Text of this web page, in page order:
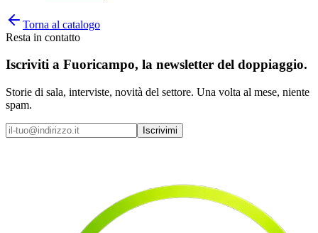
Torna al catalogo
Resta in contatto
Iscriviti a Fuoricampo, la newsletter del doppiaggio.
Storie di sala, interviste, novità del settore. Una volta al mese, niente
spam.
Iscrivimi